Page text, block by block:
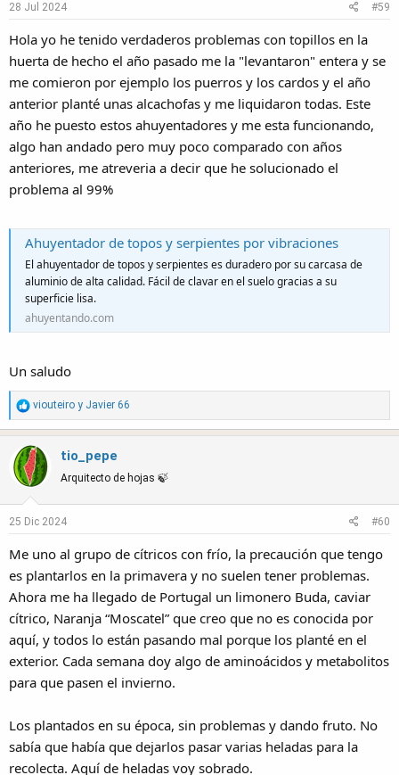
n
:
28 Jul 2024 #59
Hola yo he tenido verdaderos problemas con topillos en la
huerta de hecho el año pasado me la "levantaron" entera y se
me comieron por ejemplo los puerros y los cardos y el año
anterior planté unas alcachofas y me liquidaron todas. Este
año he puesto estos ahuyentadores y me esta funcionando,
algo han andado pero muy poco comparado con años
anteriores, me atreveria a decir que he solucionado el
problema al 99%
Ahuyentador de topos y serpientes por vibraciones
El ahuyentador de topos y serpientes es duradero por su carcasa de
aluminio de alta calidad. Fácil de clavar en el suelo gracias a su
superficie lisa.
ahuyentando.com
Un saludo
R
e
c
t
i
o
n
:
viouteiro y Javier 66
tio_pepe
Arquitecto de hojas 🍃
25 Dic 2024 #60
Me uno al grupo de cítricos con frío, la precaución que tengo
es plantarlos en la primavera y no suelen tener problemas.
Ahora me ha llegado de Portugal un limonero Buda, caviar
cítrico, Naranja “Moscatel” que creo que no es conocida por
aquí, y todos lo están pasando mal porque los planté en el
exterior. Cada semana doy algo de aminoácidos y metabolitos
para que pasen el invierno.
Los plantados en su época, sin problemas y dando fruto. No
sabía que había que dejarlos pasar varias heladas para la
recolecta. Aquí de heladas voy sobrado.